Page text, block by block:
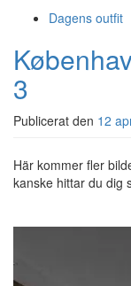
Dagens outfit
3
Publicerat den 12
Här kommer fler
kanske hittar du dig